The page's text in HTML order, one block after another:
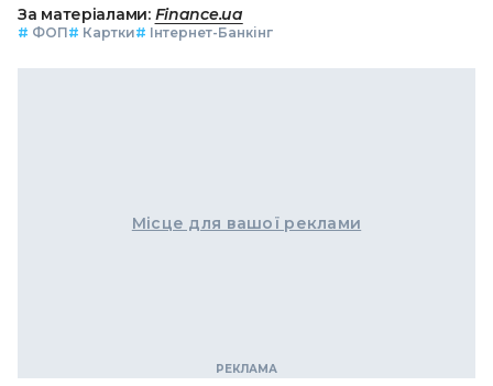
За матеріалами: Finance.ua
# ФОП# Картки# Інтернет-Банкінг
Місце для вашої реклами